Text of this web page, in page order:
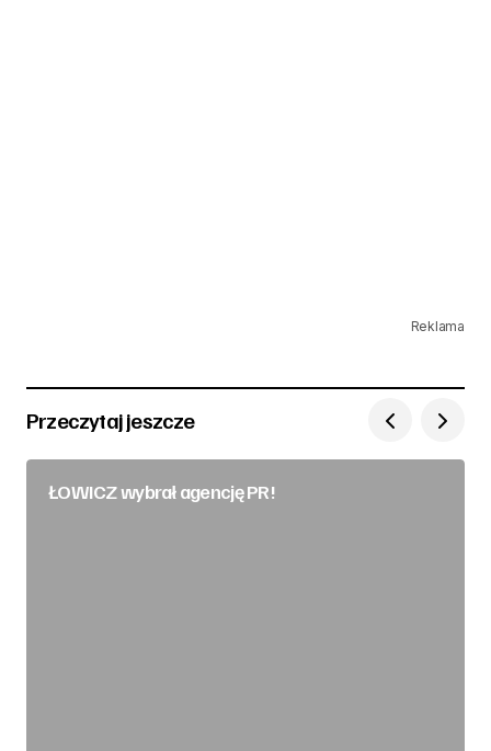
Reklama
Przeczytaj jeszcze
ŁOWICZ wybrał agencję PR!